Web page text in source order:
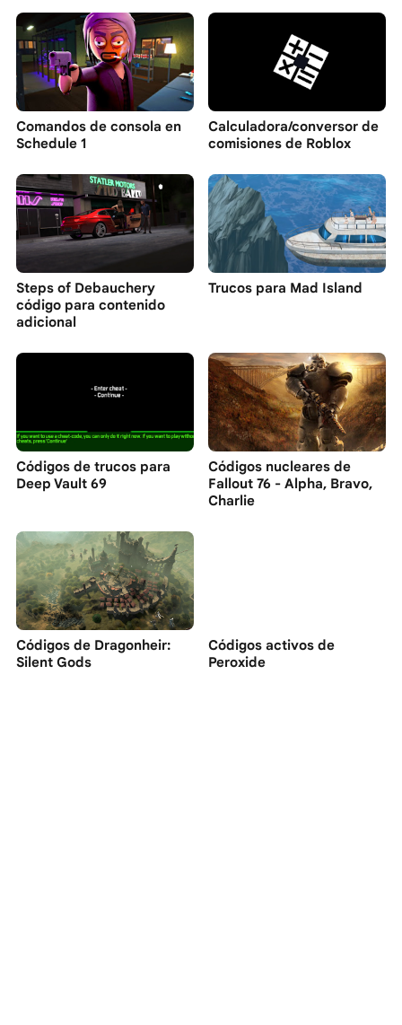
Comandos de consola en
Schedule 1
Calculadora/conversor de
comisiones de Roblox
Steps of Debauchery
código para contenido
adicional
Trucos para Mad Island
Códigos de trucos para
Deep Vault 69
Códigos nucleares de
Fallout 76 - Alpha, Bravo,
Charlie
Códigos de Dragonheir:
Silent Gods
Códigos activos de
Peroxide